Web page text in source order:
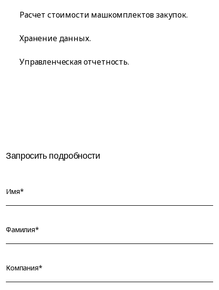
Расчет стоимости машкомплектов закупок.
Хранение данных.
Управленческая отчетность.
Запросить подробности
Имя*
Фамилия*
Компания*